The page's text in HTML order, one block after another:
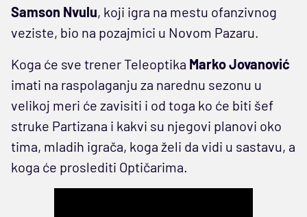
Samson Nvulu, koji igra na mestu ofanzivnog
veziste, bio na pozajmici u Novom Pazaru.
Koga će sve trener Teleoptika Marko Jovanović
imati na raspolaganju za narednu sezonu u
velikoj meri će zavisiti i od toga ko će biti šef
struke Partizana i kakvi su njegovi planovi oko
tima, mladih igrača, koga želi da vidi u sastavu, a
koga će proslediti Optičarima.